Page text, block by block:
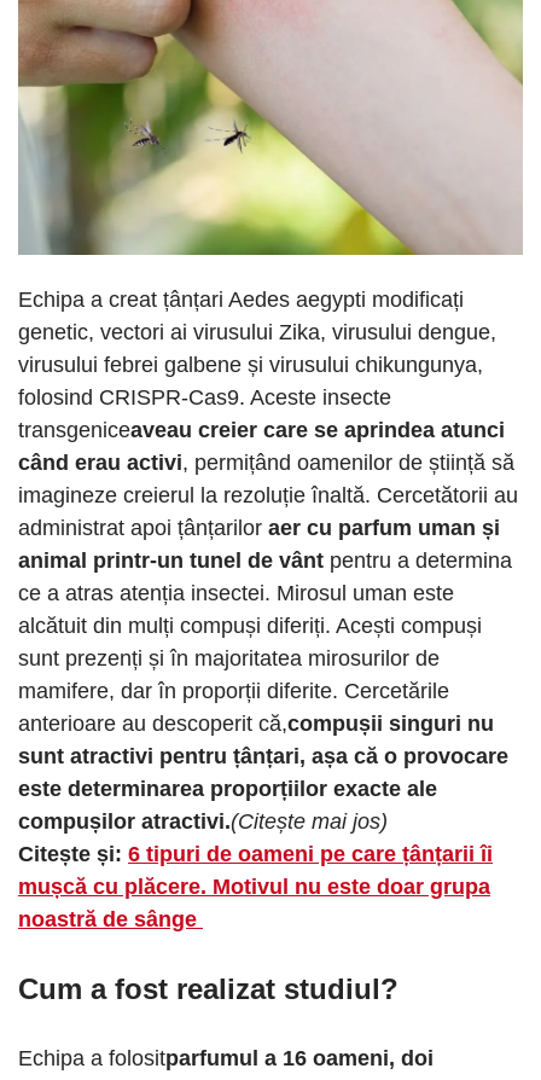
Echipa a creat țânțari Aedes aegypti modificați
genetic, vectori ai virusului Zika, virusului dengue,
virusului febrei galbene și virusului chikungunya,
folosind CRISPR-Cas9. Aceste insecte
transgeniceaveau creier care se aprindea atunci
când erau activi, permițând oamenilor de știință să
imagineze creierul la rezoluție înaltă. Cercetătorii au
administrat apoi țânțarilor aer cu parfum uman și
animal printr-un tunel de vânt pentru a determina
ce a atras atenția insectei. Mirosul uman este
alcătuit din mulți compuși diferiți. Acești compuși
sunt prezenți și în majoritatea mirosurilor de
mamifere, dar în proporții diferite. Cercetările
anterioare au descoperit că,compușii singuri nu
sunt atractivi pentru țânțari, așa că o provocare
este determinarea proporțiilor exacte ale
compușilor atractivi.(Citește mai jos)
Citește și: 6 tipuri de oameni pe care țânțarii îi
mușcă cu plăcere. Motivul nu este doar grupa
noastră de sânge
Cum a fost realizat studiul?
Echipa a folositparfumul a 16 oameni, doi